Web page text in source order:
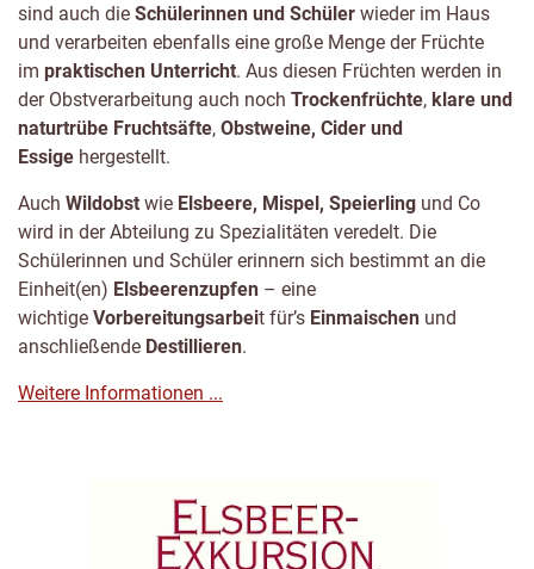
sind auch die Schülerinnen und Schüler wieder im Haus
und verarbeiten ebenfalls eine große Menge der Früchte
im praktischen Unterricht. Aus diesen Früchten werden in
der Obstverarbeitung auch noch Trockenfrüchte, klare und
naturtrübe Fruchtsäfte, Obstweine, Cider und
Essige hergestellt.
Auch Wildobst wie Elsbeere, Mispel, Speierling und Co
wird in der Abteilung zu Spezialitäten veredelt. Die
Schülerinnen und Schüler erinnern sich bestimmt an die
Einheit(en) Elsbeerenzupfen – eine
wichtige Vorbereitungsarbeit für’s Einmaischen und
anschließende Destillieren.
Weitere Informationen ...